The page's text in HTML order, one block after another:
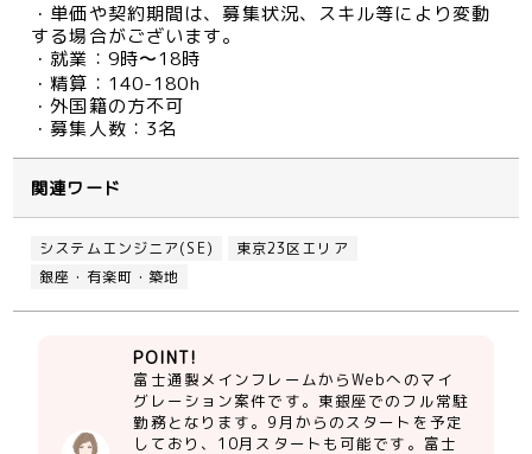
・単価や契約期間は、募集状況、スキル等により変動
する場合がございます。
・就業：9時〜18時
・精算：140-180h
・外国籍の方不可
・募集人数：3名
関連ワード
システムエンジニア(SE)
東京23区エリア
銀座・有楽町・築地
POINT!
富士通製メインフレームからWebへのマイ
グレーション案件です。東銀座でのフル常駐
勤務となります。9月からのスタートを予定
しており、10月スタートも可能です。富士